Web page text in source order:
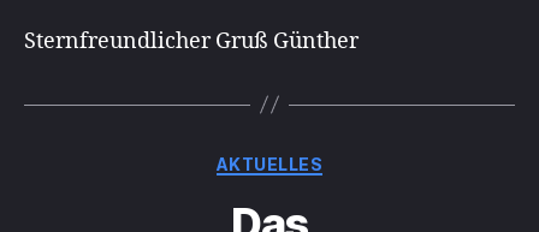
Sternfreundlicher Gruß Günther
Kategorien
AKTUELLES